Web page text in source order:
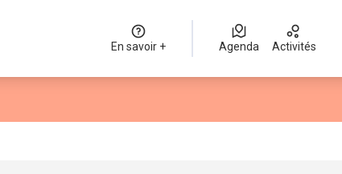
En savoir + Agenda Activités